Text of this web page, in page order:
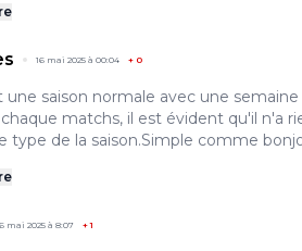
16 mai 2025 à 00:04 + 0
une saison normale avec une
matchs, il est évident qu'il n'a
type de la saison.Simple comme
mai 2025 à 8:07 +1